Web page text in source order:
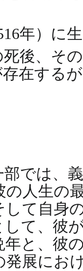
年）に
死後、そ
在する
では、
人生の
して自身
て、彼
と、彼
展にお